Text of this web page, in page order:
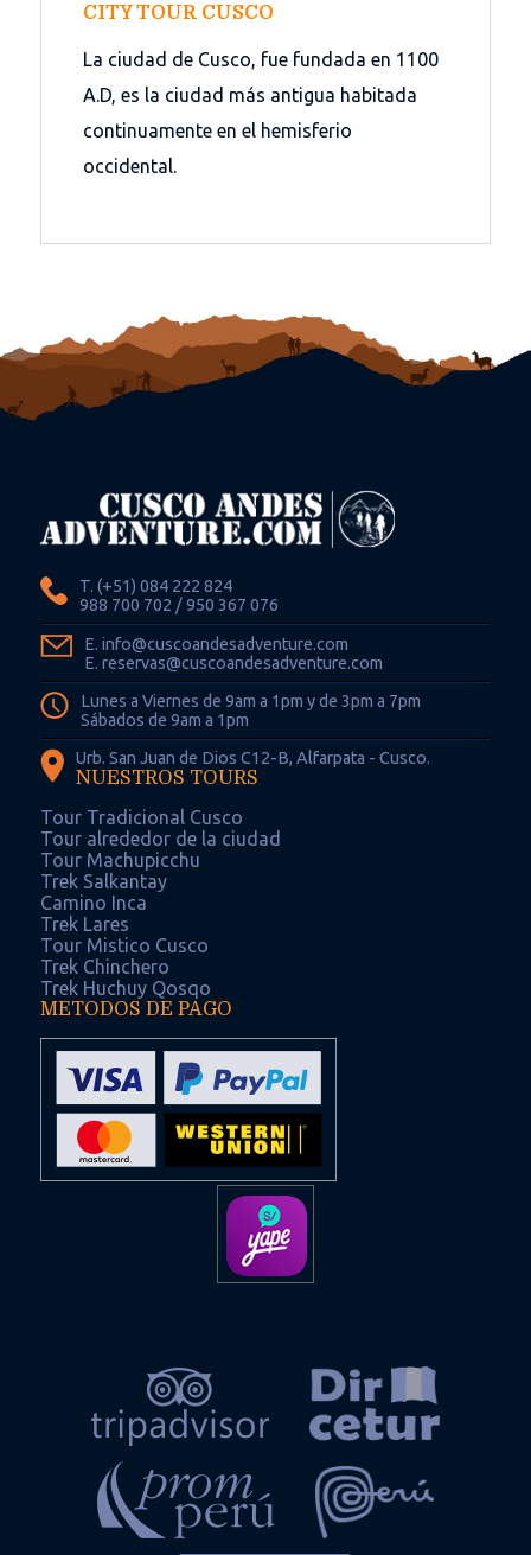
CITY TOUR CUSCO
La ciudad de Cusco, fue fundada en 1100
A.D, es la ciudad más antigua habitada
continuamente en el hemisferio
occidental.
T. (+51) 084 222 824
988 700 702 / 950 367 076
E. info@cuscoandesadventure.com
E. reservas@cuscoandesadventure.com
Lunes a Viernes de 9am a 1pm y de 3pm a 7pm
Sábados de 9am a 1pm
Urb. San Juan de Dios C12-B, Alfarpata - Cusco.
NUESTROS TOURS
Tour Tradicional Cusco
Tour alrededor de la ciudad
Tour Machupicchu
Trek Salkantay
Camino Inca
Trek Lares
Tour Mistico Cusco
Trek Chinchero
Trek Huchuy Qosqo
METODOS DE PAGO